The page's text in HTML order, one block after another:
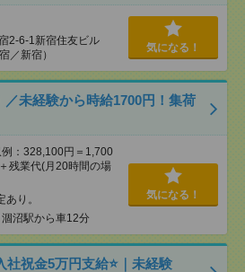
2-6-1新宿住友ビル
／新宿）
気になる！
／未経験から時給1700円！集荷
：328,100円＝1,700
残業代(月20時間の場
り。
涸沼駅から車12分
気になる！
社祝金5万円支給⭐｜未経験